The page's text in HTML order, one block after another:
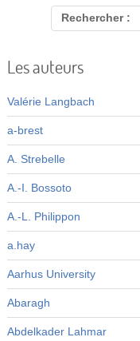
Rechercher :
Les auteurs
Valérie Langbach
a-brest
A. Strebelle
A.-I. Bossoto
A.-L. Philippon
a.hay
Aarhus University
Abaragh
Abdelkader Lahmar